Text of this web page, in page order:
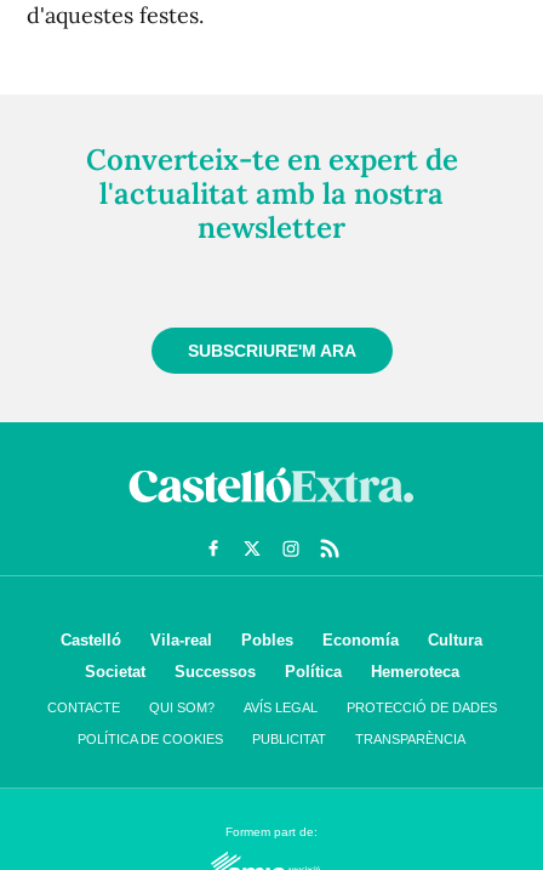
d'aquestes festes.
Converteix-te en expert de
l'actualitat amb la nostra
newsletter
SUBSCRIURE'M ARA
Castelló Vila-real Pobles Economía
Cultura
Societat
Successos Política Hemeroteca
CONTACTE QUI SOM? AVÍS LEGAL PROTECCIÓ DE DADES
POLÍTICA DE COOKIES PUBLICITAT TRANSPARÈNCIA
Formem part de: